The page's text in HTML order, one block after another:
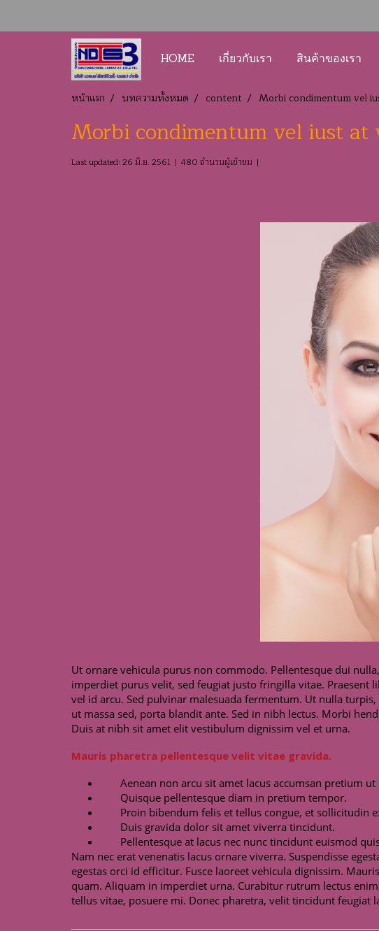
HOME เกี่ยวกับเรา สินค้าของเรา
หน้าแรก บทความทั้งหมด content Morbi condimentum vel
Morbi condimentum vel iust at
Last updated: 26 มิ.ย. 2561 | 480 จำนวนผู้เข้าชม |
Ut ornare vehicula purus non commodo. Pellentesque dui
imperdiet purus velit, sed feugiat justo fringilla vitae. Praesent
vel id arcu. Sed pulvinar malesuada fermentum. Ut nulla
ut massa sed, porta blandit ante. Sed in nibh lectus. Morbi
Duis at nibh sit amet elit vestibulum dignissim vel et urna.
Mauris pharetra pellentesque velit vitae gravida.
Aenean non arcu sit amet lacus accumsan pretium ut
Quisque pellentesque diam in pretium tempor.
Proin bibendum felis et tellus congue, et sollicitudin
Duis gravida dolor sit amet viverra tincidunt.
Pellentesque at lacus nec nunc tincidunt euismod
Nam nec erat venenatis lacus ornare viverra. Suspendisse
egestas orci id efficitur. Fusce laoreet vehicula dignissim.
quam. Aliquam in imperdiet urna. Curabitur rutrum lectus
tellus vitae, posuere mi. Donec pharetra, velit tincidunt